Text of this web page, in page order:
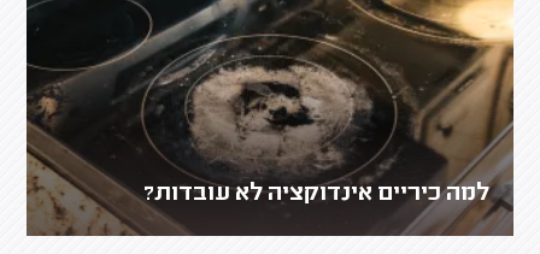
למה כיריים אינדוקציה לא עובדות?